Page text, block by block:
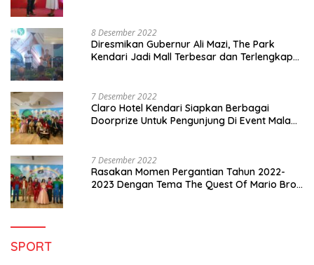
8 Desember 2022
Diresmikan Gubernur Ali Mazi, The Park
Kendari Jadi Mall Terbesar dan Terlengkap
7 Desember 2022
Claro Hotel Kendari Siapkan Berbagai
Doorprize Untuk Pengunjung Di Event Malam
7 Desember 2022
Rasakan Momen Pergantian Tahun 2022-
2023 Dengan Tema The Quest Of Mario Bros
SPORT